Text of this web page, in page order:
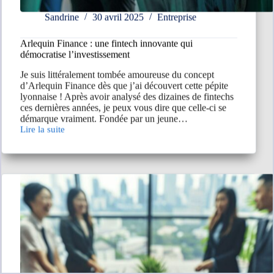
Sandrine 30 avril 2025 Entreprise
Arlequin Finance : une fintech innovante qui
démocratise l’investissement
Je suis littéralement tombée amoureuse du concept
d’Arlequin Finance dès que j’ai découvert cette pépite
lyonnaise ! Après avoir analysé des dizaines de fintechs
ces dernières années, je peux vous dire que celle-ci se
démarque vraiment. Fondée par un jeune…
Lire la suite
Arlequin
:
une
fintech
innovante
qui
démocratise
l’investissement